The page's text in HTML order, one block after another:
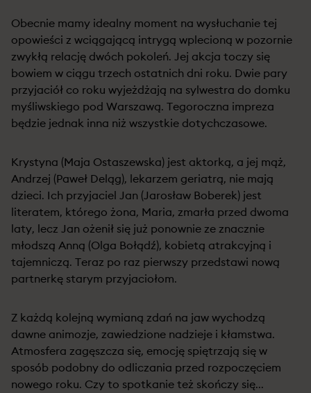
Obecnie mamy idealny moment na wysłuchanie tej
opowieści z wciągającą intrygą wplecioną w pozornie
zwykłą relację dwóch pokoleń. Jej akcja toczy się
bowiem w ciągu trzech ostatnich dni roku. Dwie pary
przyjaciół co roku wyjeżdżają na sylwestra do domku
myśliwskiego pod Warszawą. Tegoroczna impreza
będzie jednak inna niż wszystkie dotychczasowe.
Krystyna (Maja Ostaszewska) jest aktorką, a jej mąż,
Andrzej (Paweł Deląg), lekarzem geriatrą, nie mają
dzieci. Ich przyjaciel Jan (Jarosław Boberek) jest
literatem, którego żona, Maria, zmarła przed dwoma
laty, lecz Jan ożenił się już ponownie ze znacznie
młodszą Anną (Olga Bołądź), kobietą atrakcyjną i
tajemniczą. Teraz po raz pierwszy przedstawi nową
partnerkę starym przyjaciołom.
Z każdą kolejną wymianą zdań na jaw wychodzą
dawne animozje, zawiedzione nadzieje i kłamstwa.
Atmosfera zagęszcza się, emocję spiętrzają się w
sposób podobny do odliczania przed rozpoczęciem
nowego roku. Czy to spotkanie też skończy się...